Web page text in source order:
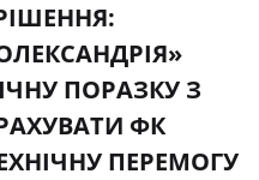
ПОРАЗКУ З
ФК
ПЕРЕМОГУ